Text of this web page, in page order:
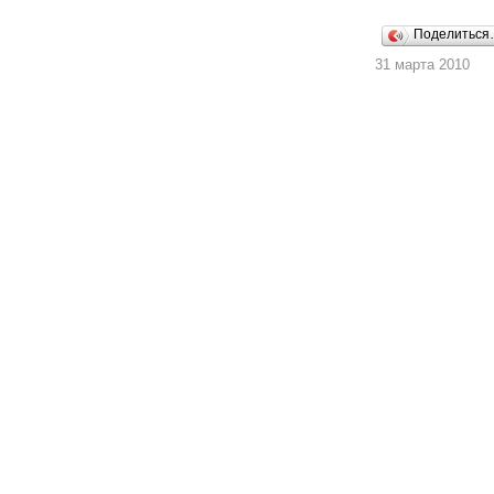
31 марта 2010